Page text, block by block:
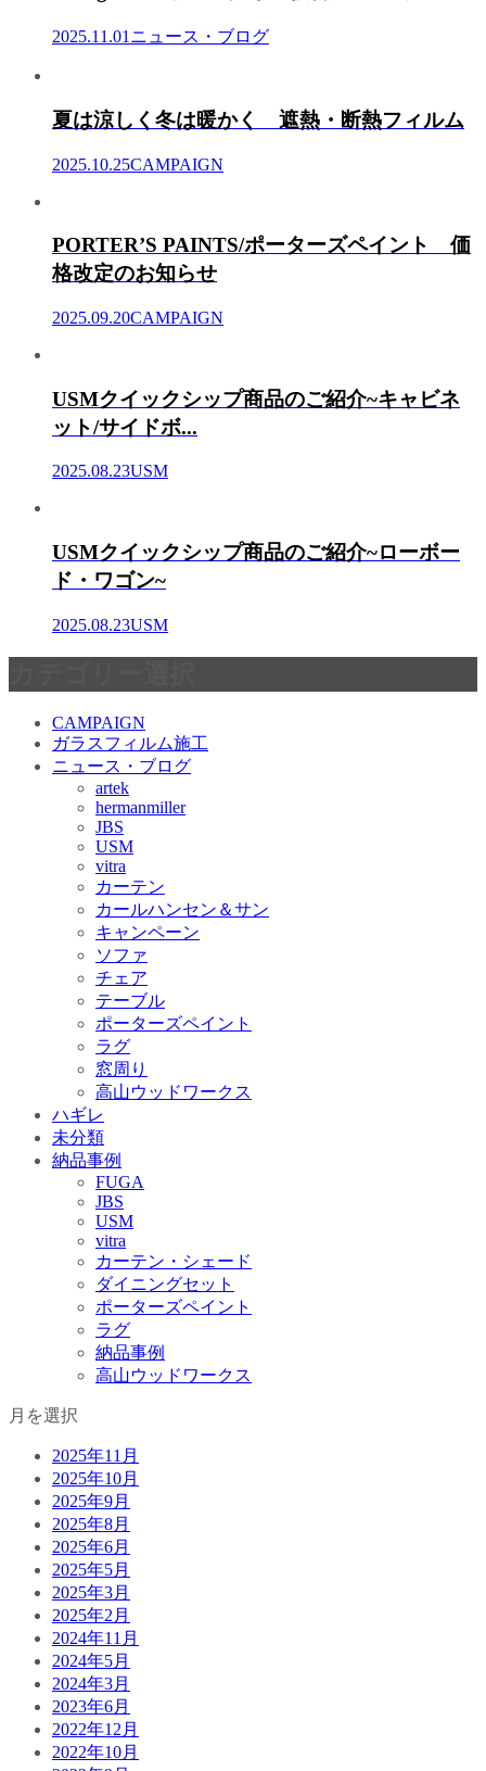
2025.11.01 ニュース・ブログ
夏は涼しく冬は暖かく 遮熱・断熱フィルム
2025.10.25CAMPAIGN
PORTER’S PAINTS/ポーターズペイント 価
格改定のお知らせ
2025.09.20CAMPAIGN
USMクイックシップ商品のご紹介~キャビネ
ット/サイドボ...
2025.08.23USM
USMクイックシップ商品のご紹介~ローボー
ド・ワゴン~
2025.08.23USM
CAMPAIGN
ガラスフィルム施工
ニュース・ブログ
artek
hermanmiller
JBS
USM
vitra
カーテン
カールハンセン＆サン
キャンペーン
ソファ
チェア
テーブル
ポーターズペイント
ラグ
窓周り
高山ウッドワークス
ハギレ
未分類
納品事例
FUGA
JBS
USM
vitra
カーテン・シェード
ダイニングセット
ポーターズペイント
ラグ
納品事例
高山ウッドワークス
月を選択
2025年11月
2025年10月
2025年9月
2025年8月
2025年6月
2025年5月
2025年3月
2025年2月
2024年11月
2024年5月
2024年3月
2023年6月
2022年12月
2022年10月